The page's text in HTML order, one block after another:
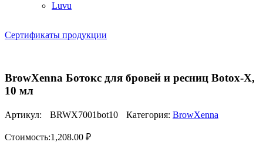
Luvu
Сертификаты продукции
BrowXenna Ботокс для бровей и ресниц Botox-X,
10 мл
Артикул: BRWX7001bot10 Категория: BrowXenna
Стоимость:1,208.00 ₽